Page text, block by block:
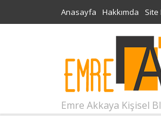
Anasayfa Hakkımda Site
Emre Akkaya Kişisel